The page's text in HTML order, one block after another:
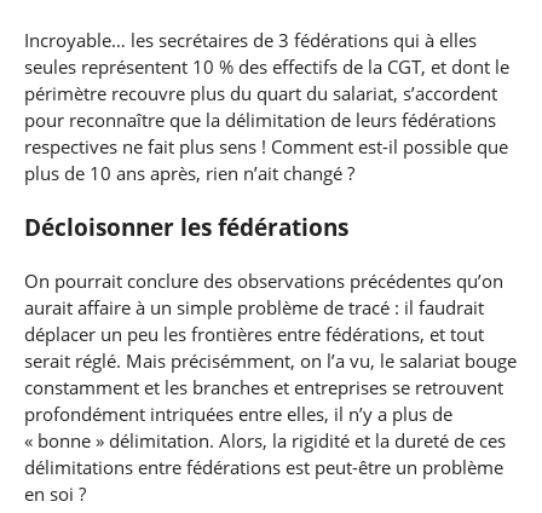
Incroyable… les secrétaires de 3 fédérations qui à elles
seules représentent 10 % des effectifs de la CGT, et dont le
périmètre recouvre plus du quart du salariat, s’accordent
pour reconnaître que la délimitation de leurs fédérations
respectives ne fait plus sens ! Comment est-il possible que
plus de 10 ans après, rien n’ait changé ?
Décloisonner les fédérations
On pourrait conclure des observations précédentes qu’on
aurait affaire à un simple problème de tracé : il faudrait
déplacer un peu les frontières entre fédérations, et tout
serait réglé. Mais précisémment, on l’a vu, le salariat bouge
constamment et les branches et entreprises se retrouvent
profondément intriquées entre elles, il n’y a plus de
« bonne » délimitation. Alors, la rigidité et la dureté de ces
délimitations entre fédérations est peut-être un problème
en soi ?